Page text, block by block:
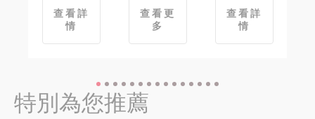
查看詳
情
查看更
多
查看詳
情
特別為您推薦